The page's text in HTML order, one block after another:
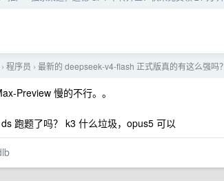
› 程序员 › 最新的 deepseek-v4-flash 正式版真的有这么强吗？
Preview 慢的不行。。
跑题了吗？ k3 什么垃圾，opus5 可以